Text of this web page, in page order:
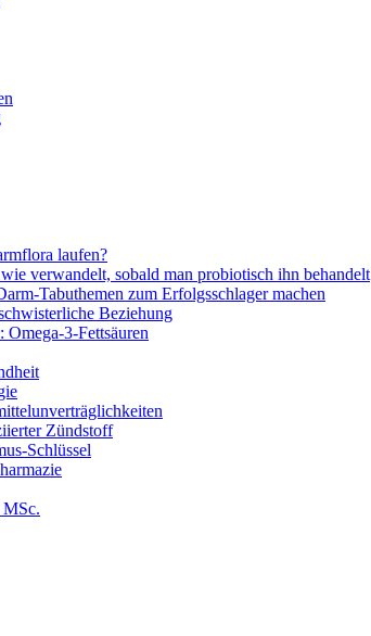
laufen?
verwandelt, sobald man probiotisch ihn behandelt
Tabuthemen zum Erfolgsschlager machen
Beziehung
3-Fettsäuren
Zündstoff
Schlüssel